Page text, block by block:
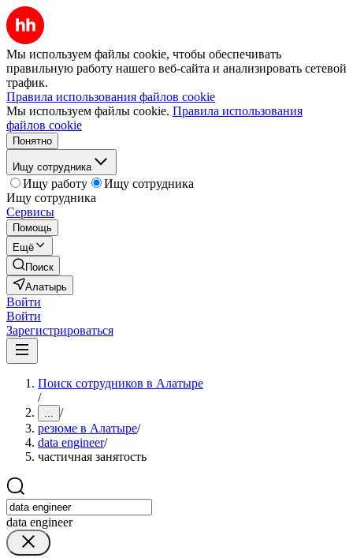
Мы используем файлы cookie, чтобы обеспечивать
правильную работу нашего веб-сайта и анализировать сетевой
трафик.
Правила использования файлов cookie
Мы используем файлы cookie. Правила использования
файлов cookie
Понятно
Ищу сотрудника
Ищу работу
Ищу сотрудника
Ищу сотрудника
Сервисы
Помощь
Ещё
Поиск
Алатырь
Войти
Войти
Зарегистрироваться
Поиск сотрудников в Алатыре
/
... /
резюме в Алатыре/
data engineer/
частичная занятость
data engineer